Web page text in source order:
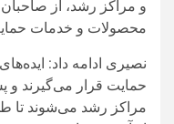
اظهار کرد: رسانه و
سال‌های اخیر مورد توجه
هنوز تعداد شرکت‌های
فناوری هرمزگان
توسعه آن وجود دارد.